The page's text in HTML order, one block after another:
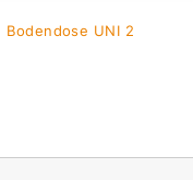
Bodendose UNI 2